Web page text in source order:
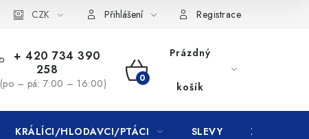
CZK Přihlášení Registrace
+ 420 734 390
258
(po – pá: 7:00 – 16:00)
NÁKUPNÍ
KOŠÍK
Prázdný
košík
KRÁLÍCI/HLODAVCI/PTÁCI SLEVY ZNAČKY